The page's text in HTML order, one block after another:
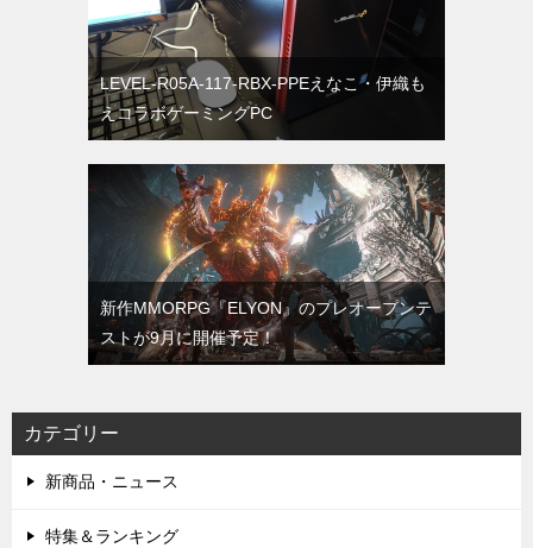
LEVEL-R05A-117-RBX-PPEえなこ・伊織も
えコラボゲーミングPC
新作MMORPG『ELYON』のプレオープンテ
ストが9月に開催予定！
カテゴリー
新商品・ニュース
特集＆ランキング